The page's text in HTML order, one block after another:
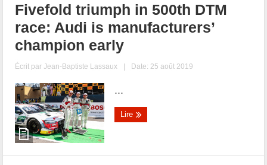
Fivefold triumph in 500th DTM
race: Audi is manufacturers’
champion early
Écrit parJean-Baptiste Lassaux | Date: 25 août 2019
...
Lire